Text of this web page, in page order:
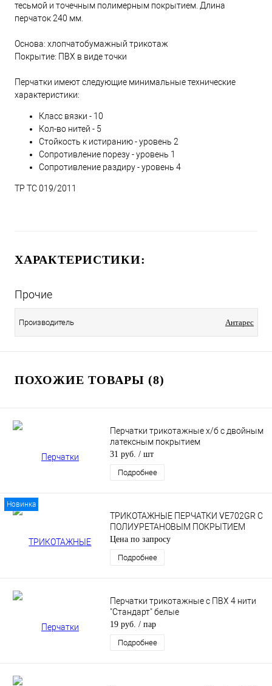
тесьмой и точечным полимерным покрытием. Длина
перчаток 240 мм.
Основа: хлопчатобумажный трикотаж
Покрытие: ПВХ в виде точки
Перчатки имеют следующие минимальные технические
характеристики:
Класс вязки - 10
Кол-во нитей - 5
Стойкость к истиранию - уровень 2
Сопротивление порезу - уровень 1
Сопротивление раздиру - уровень 4
ТР ТС 019/2011
ХАРАКТЕРИСТИКИ:
Прочие
Производитель Антарес
ПОХОЖИЕ ТОВАРЫ (8)
Перчатки трикотажные х/б с двойным
латексным покрытием
31 руб. / шт
Подробнее
Новинка
ТРИКОТАЖНЫЕ ПЕРЧАТКИ VE702GR С
ПОЛИУРЕТАНОВЫМ ПОКРЫТИЕМ
Цена по запросу
Подробнее
Перчатки трикотажные с ПВХ 4 нити
"Стандарт" белые
19 руб. / пар
Подробнее